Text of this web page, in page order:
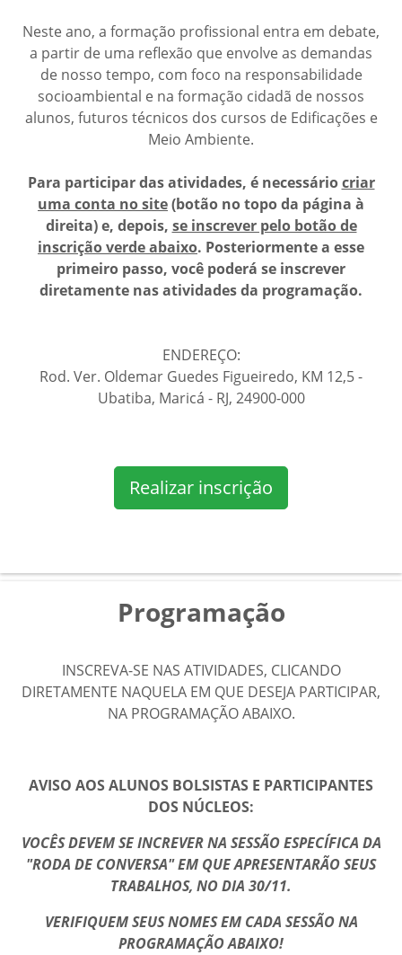
Neste ano, a formação profissional entra em debate,
a partir de uma reflexão que envolve as demandas
de nosso tempo, com foco na responsabilidade
socioambiental e na formação cidadã de nossos
alunos, futuros técnicos dos cursos de Edificações e
Meio Ambiente.
Para participar das atividades, é necessáriocriar
uma conta no site(botão no topo da página à
direita) e, depois, se inscrever pelo botão de
inscrição verde abaixo. Posteriormente a esse
primeiro passo, você poderá se inscrever
diretamente nas atividades da programação.
ENDEREÇO:
Rod. Ver. Oldemar Guedes Figueiredo, KM 12,5 -
Ubatiba, Maricá - RJ, 24900-000
Realizar inscrição
Programação
INSCREVA-SE NAS ATIVIDADES, CLICANDO
DIRETAMENTE NAQUELA EM QUE DESEJA PARTICIPAR,
NA PROGRAMAÇÃO ABAIXO.
AVISO AOS ALUNOS BOLSISTAS E PARTICIPANTES
DOS NÚCLEOS:
VOCÊS DEVEM SE INCREVER NA SESSÃO ESPECÍFICA DA
"RODA DE CONVERSA" EM QUE APRESENTARÃO SEUS
TRABALHOS, NO DIA 30/11.
VERIFIQUEM SEUS NOMES EM CADA SESSÃO NA
PROGRAMAÇÃO ABAIXO!